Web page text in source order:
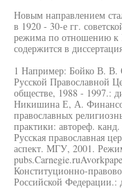
Новым направлением
в 1920 - 30-е гг.
режима по отношению к
содержится в
1 Например: Бойко В. В.
Русской Православной
обществе, 1988 - 1997.:
Никишина Е, А.
православных
практики: автореф.
Русская православная
аспект. МГУ, 2001.
Конституционно-
Российской